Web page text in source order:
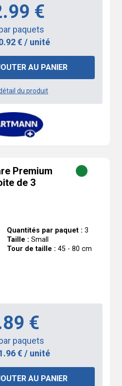
€
paquets
€ / unité
AU PANIER
du produit
Premium
de 3
Quantités par paquet : 3
Taille : Small
Tour de taille : 45 - 80 cm
€
paquets
€ / unité
AU PANIER